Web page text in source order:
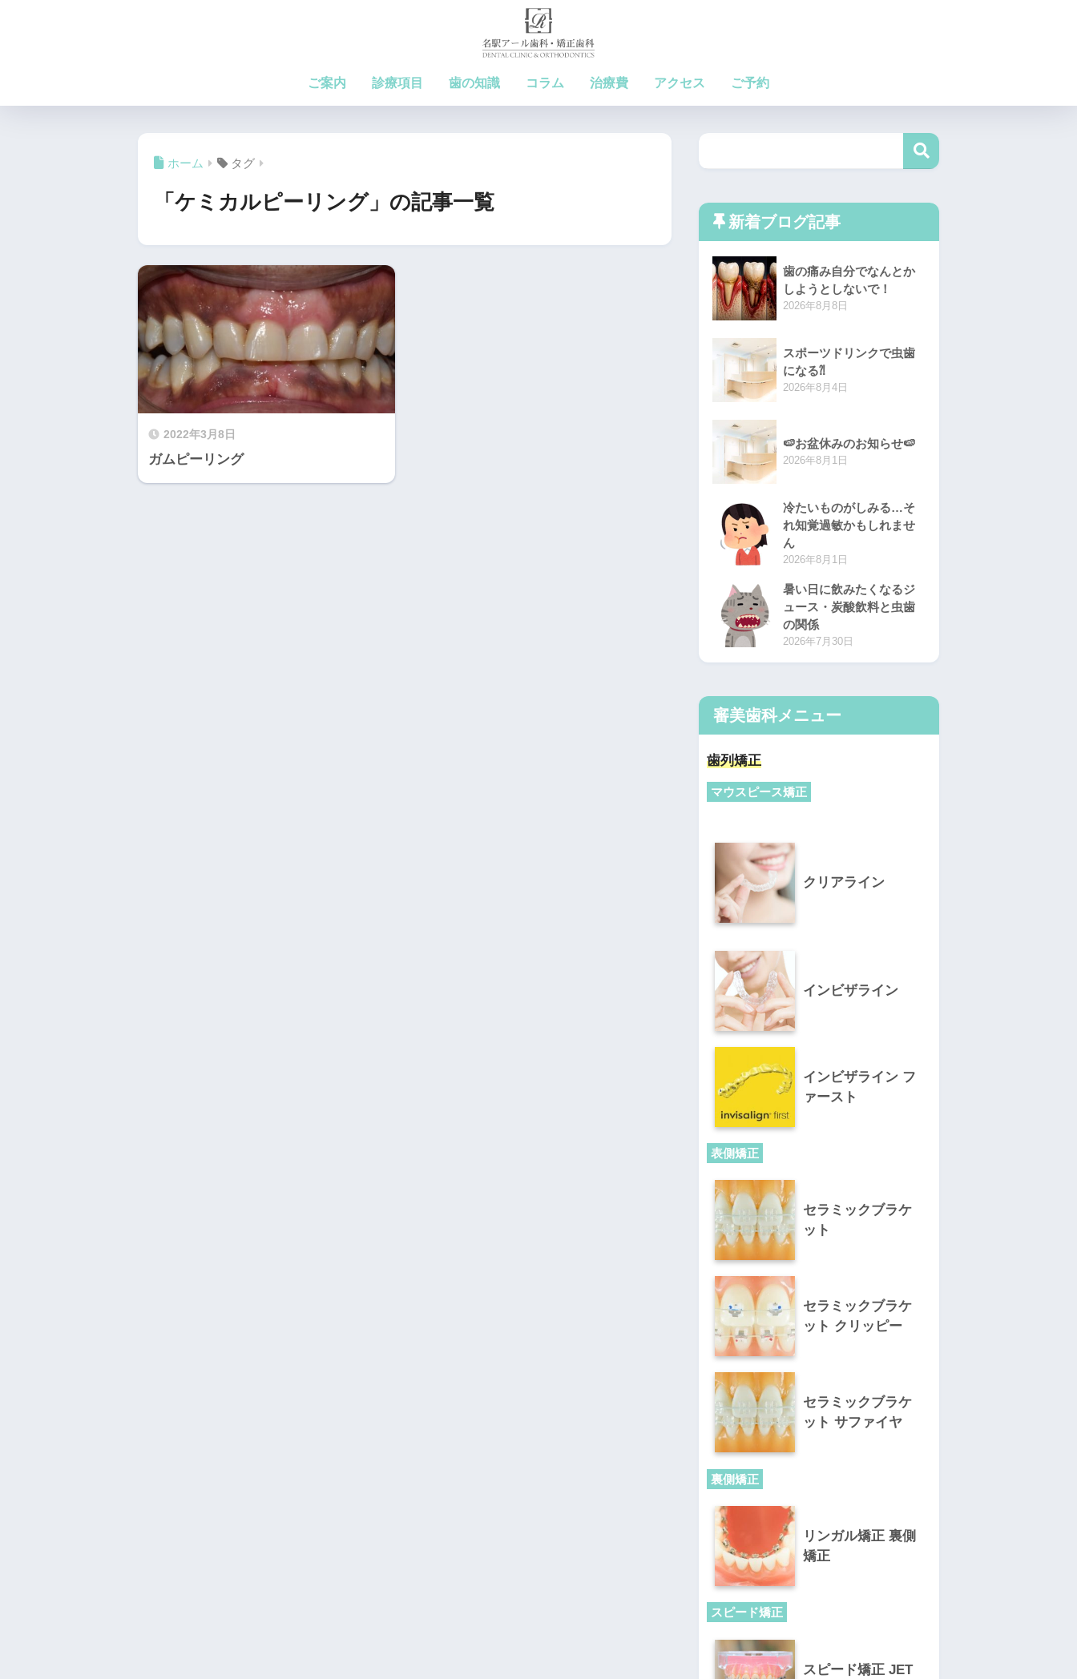
ご案内 診療項目 歯の知識 コラム 治療費 アクセス ご予約
ホーム タグ
「ケミカルピーリング」の記事一覧
2022年3月8日
ガムピーリング
新着ブログ記事
歯の痛み自分でなんとか
しようとしないで！
2026年8月8日
スポーツドリンクで虫歯
になる⁈
2026年8月4日
🍉お盆休みのお知らせ🍉
2026年8月1日
冷たいものがしみる…そ
れ知覚過敏かもしれませ
ん
2026年8月1日
暑い日に飲みたくなるジ
ュース・炭酸飲料と虫歯
の関係
2026年7月30日
審美歯科メニュー
歯列矯正
マウスピース矯正
クリアライン
インビザライン
インビザライン フ
ァースト
表側矯正
セラミックブラケ
ット
セラミックブラケ
ット クリッピー
セラミックブラケ
ット サファイヤ
裏側矯正
リンガル矯正 裏側
矯正
スピード矯正
スピード矯正 JET